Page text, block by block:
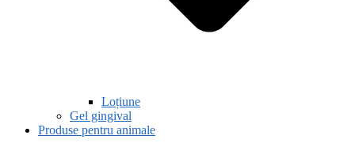
Loțiune
Gel gingival
Produse pentru animale